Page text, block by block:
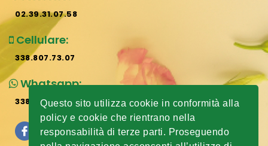
Questo sito utilizza cookie in conformità alla
policy e cookie che rientrano nella
responsabilità di terze parti. Proseguendo
02.39.31.07.58
Cellulare:
338.807.73.07
Whatsapp:
338.807.73.07